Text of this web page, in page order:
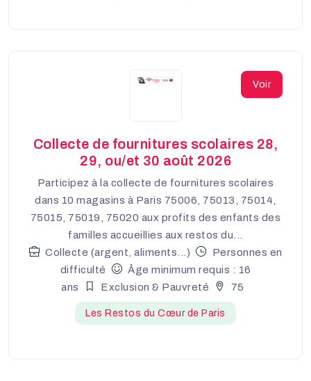
Voir
Collecte de fournitures scolaires 28,
29, ou/et 30 août 2026
Participez à la collecte de fournitures scolaires
dans 10 magasins à Paris 75006, 75013, 75014,
75015, 75019, 75020 aux profits des enfants des
familles accueillies aux restos du...
Collecte (argent, aliments...)
Personnes en
difficulté
Âge minimum requis : 16
ans
Exclusion & Pauvreté 75
Les Restos du Cœur de Paris